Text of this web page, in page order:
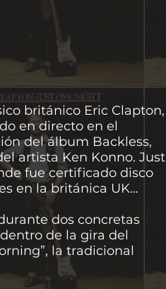
británico Eric Clapton,
en directo en el
del álbum Backless,
artista Ken Konno. Just
fue certificado disco
en la británica UK
dos concretas
de la gira del
la tradicional